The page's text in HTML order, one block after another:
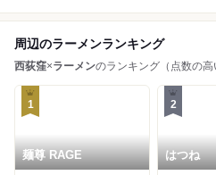
周辺のラーメンランキング
西荻窪×ラーメンのランキング（点数の高
1
麺尊 RAGE
2
はつね